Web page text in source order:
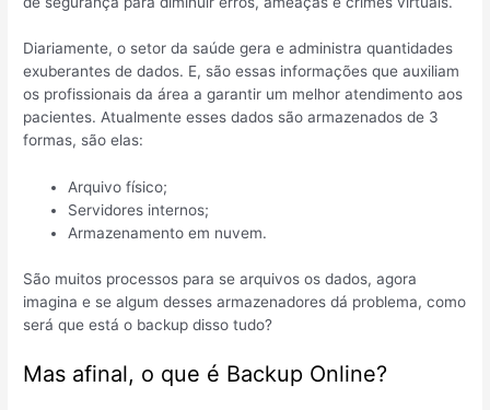
Diariamente, o setor da saúde gera e administra quantidades
exuberantes de dados. E, são essas informações que auxiliam
os profissionais da área a garantir um melhor atendimento aos
pacientes. Atualmente esses dados são armazenados de 3
formas, são elas:
Arquivo físico;
Servidores internos;
Armazenamento em nuvem.
São muitos processos para se arquivos os dados, agora
imagina e se algum desses armazenadores dá problema, como
será que está o backup disso tudo?
Mas afinal, o que é Backup Online?